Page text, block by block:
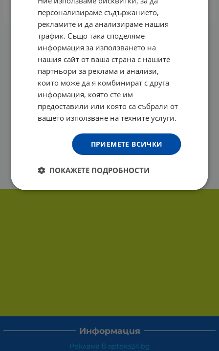
КУПИ
Информация
Реклама в apteka24.bg
персонализираме съдържанието,
рекламите и да анализираме нашия
трафик. Също така споделяме
информация за използването на
нашия сайт от ваша страна с нашите
партньори за реклама и анализи,
които може да я комбинират с друга
информация, която сте им
предоставили или която са събрали от
вашето използване на техните услуги.
ПРИЕМЕТЕ ВСИЧКИ
ПОКАЖЕТЕ ПОДРОБНОСТИ